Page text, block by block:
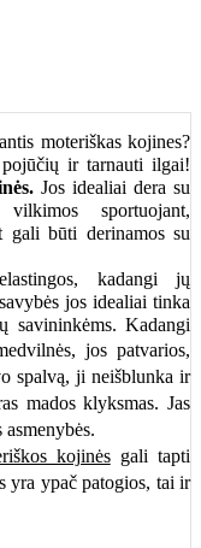
moteriškas kojines?
ir tarnauti ilgai!
Jos idealiai dera su
sportuojant,
gali būti derinamos su
kadangi jų
jos idealiai tinka
savininkėms. Kadangi
, jos patvarios,
spalvą, ji neišblunka ir
mados klyksmas. Jas
kojinėsgali tapti
yra ypač patogios, tai ir